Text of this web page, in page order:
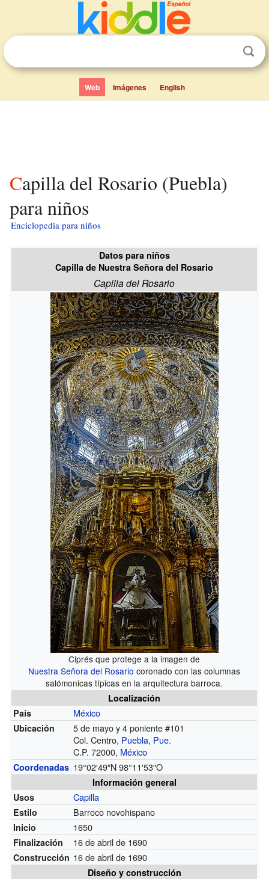
Web Imágenes English
Capilla del Rosario (Puebla)
para niños
Enciclopedia para niños
Datos para niños
Capilla de Nuestra Señora del Rosario
Capilla del Rosario
Ciprés que protege a la imagen de
Nuestra Señora del Rosario coronado con las columnas
salómonicas típicas en la arquitectura barroca.
Localización
País
México
Ubicación
5 de mayo y 4 poniente #101
Col. Centro, Puebla, Pue.
C.P. 72000, México
Coordenadas 19°02′49″N98°11′53″O
Información general
Usos
Capilla
Estilo Barroco novohispano
Inicio 1650
Finalización 16 de abril de 1690
Construcción 16 de abril de 1690
Diseño y construcción